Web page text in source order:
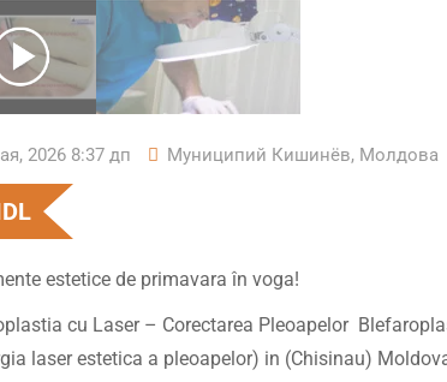
2026 8:37 дп Муниципий Кишинёв, Молдова
estetice de primavara în voga!
cu Laser – Corectarea Pleoapelor
laser estetica a pleoapelor) in (Chisinau)